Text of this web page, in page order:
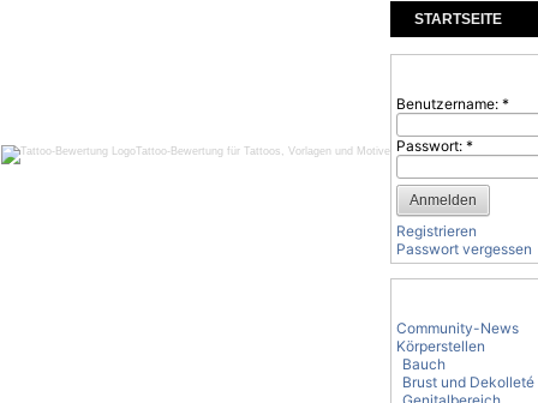
Tattoo-Bewertung für Tattoos, Vorlagen und Motive
STARTSEITE
KOMMENTARE
Benutzername: *
Passwort: *
Registrieren
Passwort vergessen
Community-News
Körperstellen
Bauch
Brust und Dekolleté